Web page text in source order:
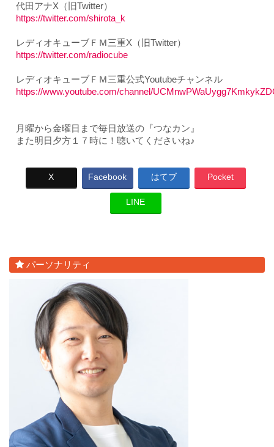
代田アナX（旧Twitter）
https://twitter.com/shirota_k
レディオキューブＦＭ三重X（旧Twitter）
https://twitter.com/radiocube
レディオキューブＦＭ三重公式Youtubeチャンネル
https://www.youtube.com/channel/
月曜から金曜日まで毎日放送の『つなカン』
また明日夕方１７時に！聴いてくださいね♪
X Facebook はてブ Pocket
LINE
パーソナリティ